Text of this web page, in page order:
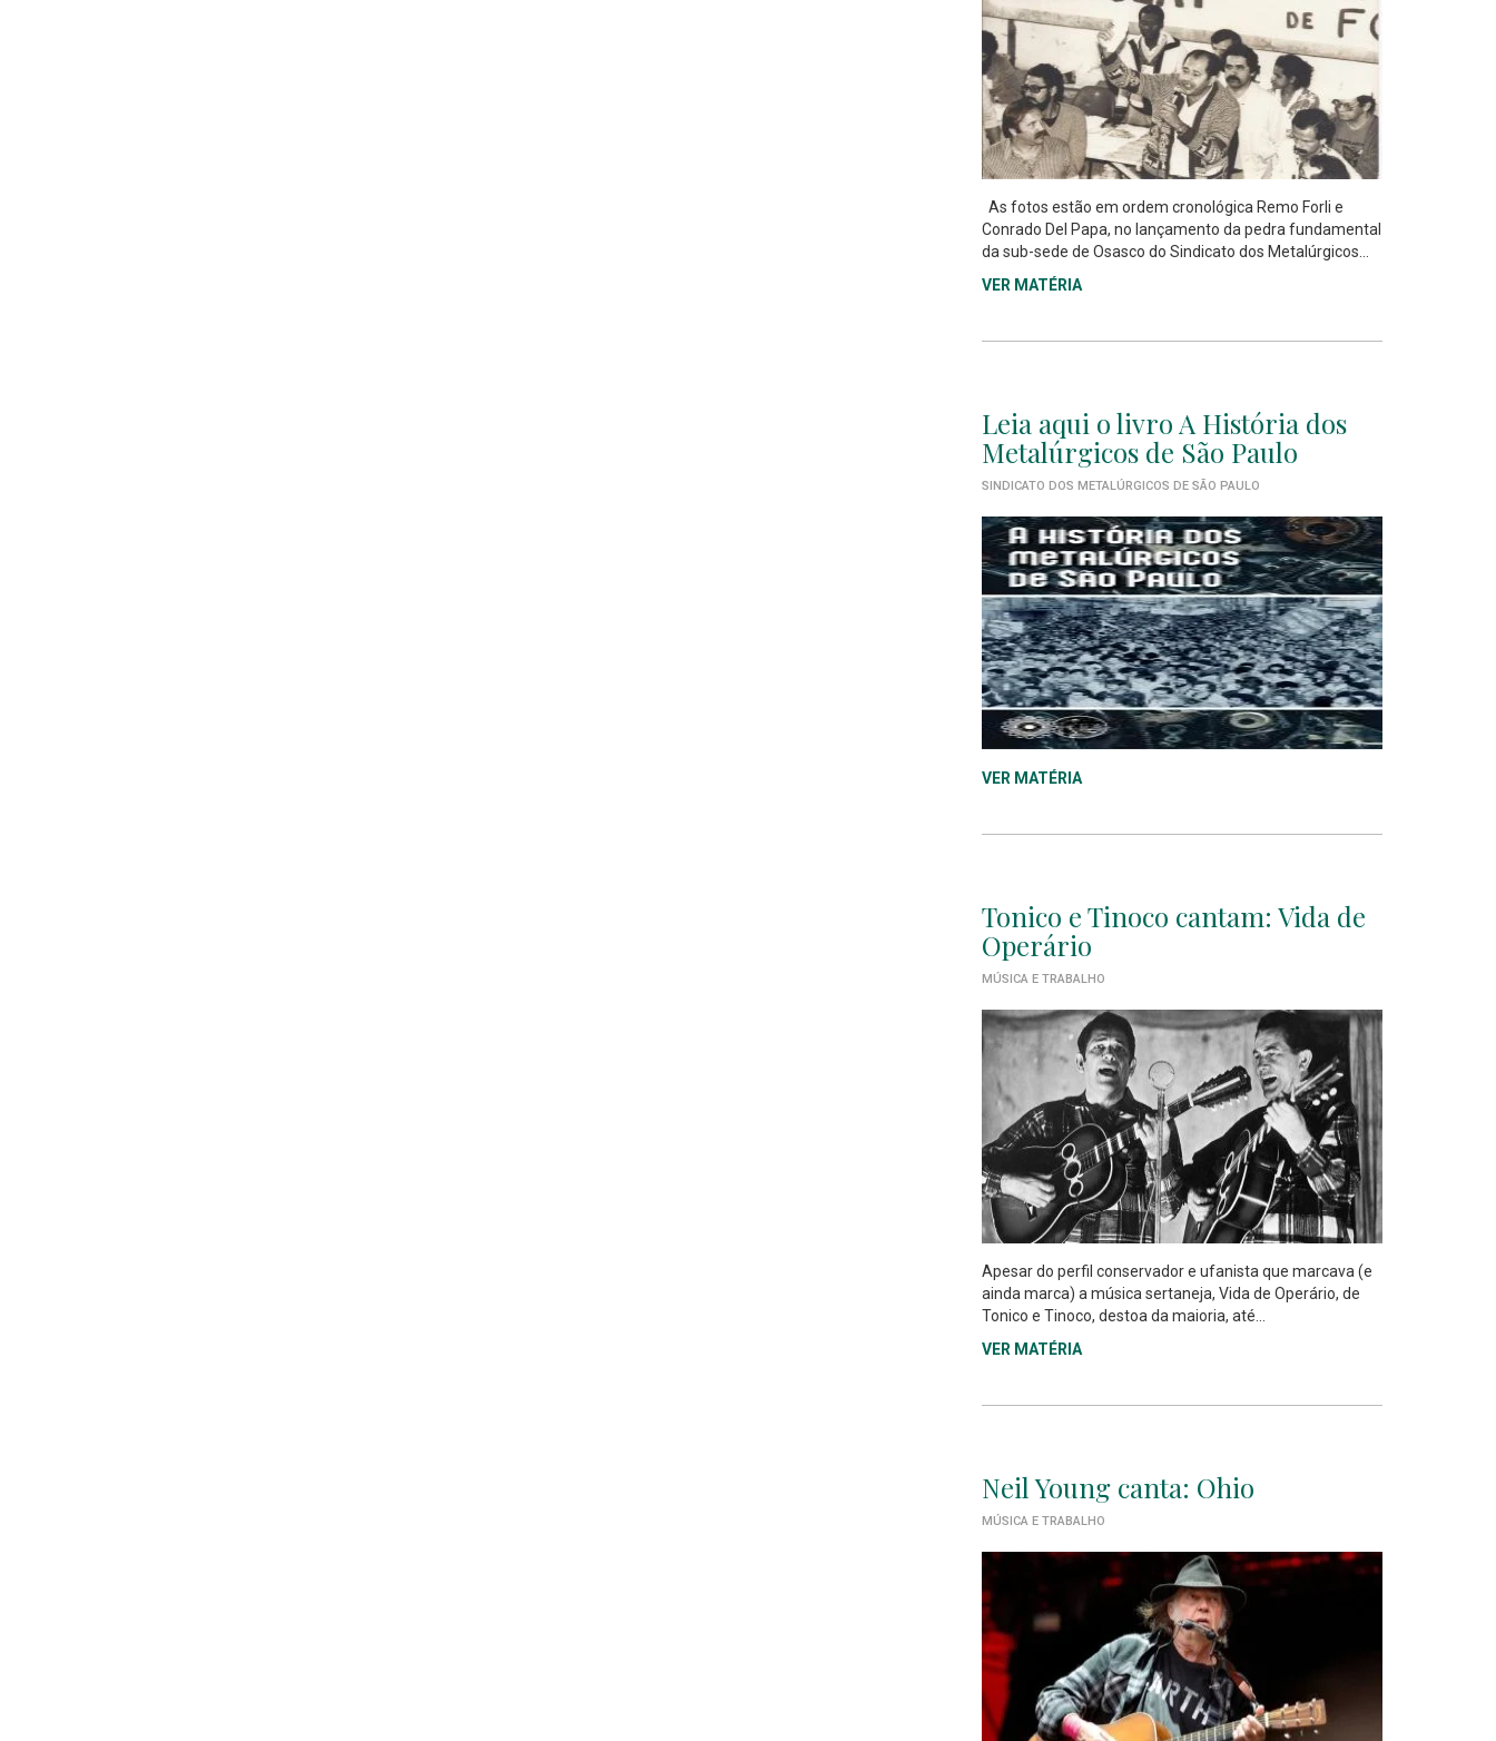
As fotos estão em ordem cronológica Remo Forli e
Conrado Del Papa, no lançamento da pedra fundamental
da sub-sede de Osasco do Sindicato dos Metalúrgicos...
VER MATÉRIA
Leia aqui o livro A História dos
Metalúrgicos de São Paulo
SINDICATO DOS METALÚRGICOS DE SÃO PAULO
VER MATÉRIA
Tonico e Tinoco cantam: Vida de
Operário
MÚSICA E TRABALHO
Apesar do perfil conservador e ufanista que marcava (e
ainda marca) a música sertaneja, Vida de Operário, de
Tonico e Tinoco, destoa da maioria, até...
VER MATÉRIA
Neil Young canta: Ohio
MÚSICA E TRABALHO